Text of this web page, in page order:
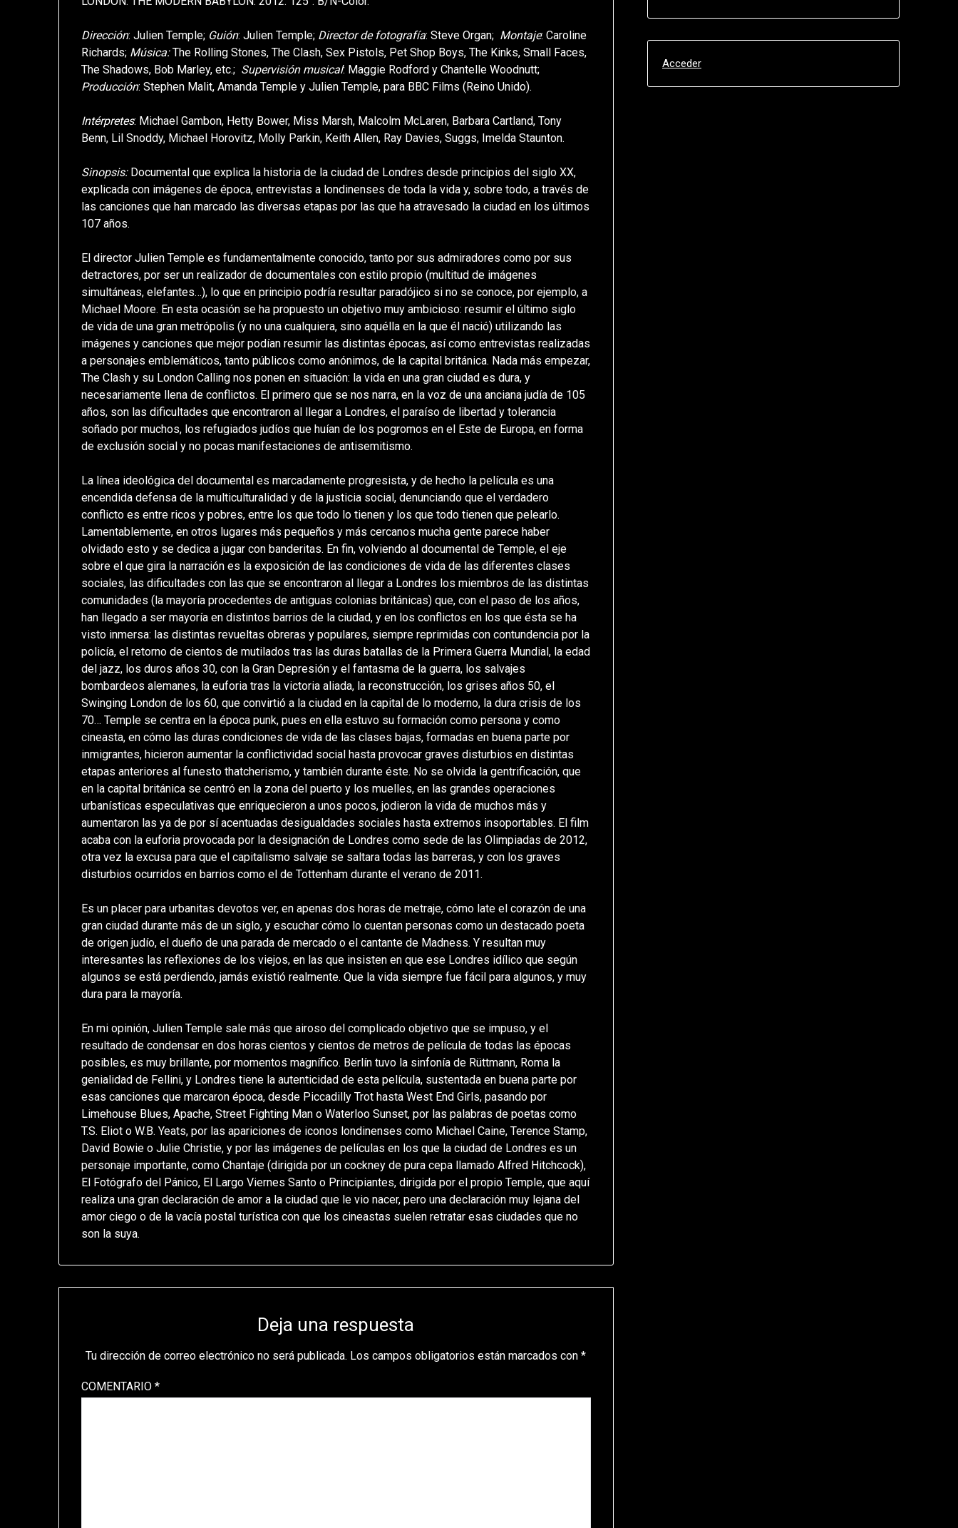
Dirección: Julien Temple; Guión: Julien Temple; Director de fotografía: Steve Organ; Montaje: Caroline
Richards; Música:The Rolling Stones, The Clash, Sex Pistols, Pet Shop Boys, The Kinks, Small Faces,
The Shadows, Bob Marley, etc.; Supervisión musical: Maggie Rodford y Chantelle Woodnutt;
Producción: Stephen Malit, Amanda Temple y Julien Temple, para BBC Films (Reino Unido).
Intérpretes: Michael Gambon, Hetty Bower, Miss Marsh, Malcolm McLaren, Barbara Cartland, Tony
Benn, Lil Snoddy, Michael Horovitz, Molly Parkin, Keith Allen, Ray Davies, Suggs, Imelda Staunton.
Sinopsis:Documental que explica la historia de la ciudad de Londres desde principios del siglo XX,
explicada con imágenes de época, entrevistas a londinenses de toda la vida y, sobre todo, a través de
las canciones que han marcado las diversas etapas por las que ha atravesado la ciudad en los últimos
107 años.
El director Julien Temple es fundamentalmente conocido, tanto por sus admiradores como por sus
detractores, por ser un realizador de documentales con estilo propio (multitud de imágenes
simultáneas, elefantes…), lo que en principio podría resultar paradójico si no se conoce, por ejemplo, a
Michael Moore. En esta ocasión se ha propuesto un objetivo muy ambicioso: resumir el último siglo
de vida de una gran metrópolis (y no una cualquiera, sino aquélla en la que él nació) utilizando las
imágenes y canciones que mejor podían resumir las distintas épocas, así como entrevistas realizadas
a personajes emblemáticos, tanto públicos como anónimos, de la capital británica. Nada más empezar,
The Clash y su London Calling nos ponen en situación: la vida en una gran ciudad es dura, y
necesariamente llena de conflictos. El primero que se nos narra, en la voz de una anciana judía de 105
años, son las dificultades que encontraron al llegar a Londres, el paraíso de libertad y tolerancia
soñado por muchos, los refugiados judíos que huían de los pogromos en el Este de Europa, en forma
de exclusión social y no pocas manifestaciones de antisemitismo.
La línea ideológica del documental es marcadamente progresista, y de hecho la película es una
encendida defensa de la multiculturalidad y de la justicia social, denunciando que el verdadero
conflicto es entre ricos y pobres, entre los que todo lo tienen y los que todo tienen que pelearlo.
Lamentablemente, en otros lugares más pequeños y más cercanos mucha gente parece haber
olvidado esto y se dedica a jugar con banderitas. En fin, volviendo al documental de Temple, el eje
sobre el que gira la narración es la exposición de las condiciones de vida de las diferentes clases
sociales, las dificultades con las que se encontraron al llegar a Londres los miembros de las distintas
comunidades (la mayoría procedentes de antiguas colonias británicas) que, con el paso de los años,
han llegado a ser mayoría en distintos barrios de la ciudad, y en los conflictos en los que ésta se ha
visto inmersa: las distintas revueltas obreras y populares, siempre reprimidas con contundencia por la
policía, el retorno de cientos de mutilados tras las duras batallas de la Primera Guerra Mundial, la edad
del jazz, los duros años 30, con la Gran Depresión y el fantasma de la guerra, los salvajes
bombardeos alemanes, la euforia tras la victoria aliada, la reconstrucción, los grises años 50, el
Swinging London de los 60, que convirtió a la ciudad en la capital de lo moderno, la dura crisis de los
70… Temple se centra en la época punk, pues en ella estuvo su formación como persona y como
cineasta, en cómo las duras condiciones de vida de las clases bajas, formadas en buena parte por
inmigrantes, hicieron aumentar la conflictividad social hasta provocar graves disturbios en distintas
etapas anteriores al funesto thatcherismo, y también durante éste. No se olvida la gentrificación, que
en la capital británica se centró en la zona del puerto y los muelles, en las grandes operaciones
urbanísticas especulativas que enriquecieron a unos pocos, jodieron la vida de muchos más y
aumentaron las ya de por sí acentuadas desigualdades sociales hasta extremos insoportables. El film
acaba con la euforia provocada por la designación de Londres como sede de las Olimpiadas de 2012,
otra vez la excusa para que el capitalismo salvaje se saltara todas las barreras, y con los graves
disturbios ocurridos en barrios como el de Tottenham durante el verano de 2011.
Es un placer para urbanitas devotos ver, en apenas dos horas de metraje, cómo late el corazón de una
gran ciudad durante más de un siglo, y escuchar cómo lo cuentan personas como un destacado poeta
de origen judío, el dueño de una parada de mercado o el cantante de Madness. Y resultan muy
interesantes las reflexiones de los viejos, en las que insisten en que ese Londres idílico que según
algunos se está perdiendo, jamás existió realmente. Que la vida siempre fue fácil para algunos, y muy
dura para la mayoría.
En mi opinión, Julien Temple sale más que airoso del complicado objetivo que se impuso, y el
resultado de condensar en dos horas cientos y cientos de metros de película de todas las épocas
posibles, es muy brillante, por momentos magnífico. Berlín tuvo la sinfonía de Rüttmann, Roma la
genialidad de Fellini, y Londres tiene la autenticidad de esta película, sustentada en buena parte por
esas canciones que marcaron época, desde Piccadilly Trot hasta West End Girls, pasando por
Limehouse Blues, Apache, Street Fighting Man o Waterloo Sunset, por las palabras de poetas como
T.S. Eliot o W.B. Yeats, por las apariciones de iconos londinenses como Michael Caine, Terence Stamp,
David Bowie o Julie Christie, y por las imágenes de películas en los que la ciudad de Londres es un
personaje importante, como Chantaje (dirigida por un cockney de pura cepa llamado Alfred Hitchcock),
El Fotógrafo del Pánico, El Largo Viernes Santo o Principiantes, dirigida por el propio Temple, que aquí
realiza una gran declaración de amor a la ciudad que le vio nacer, pero una declaración muy lejana del
amor ciego o de la vacía postal turística con que los cineastas suelen retratar esas ciudades que no
son la suya.
Deja una respuesta
Tu dirección de correo electrónico no será publicada. Los campos obligatorios están marcados con*
COMENTARIO*
Acceder